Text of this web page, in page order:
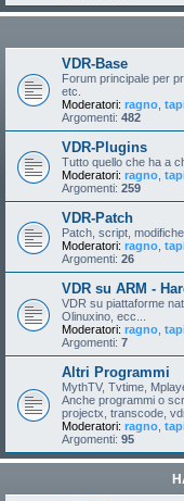
VDR-Base
Forum principale per
etc.
Moderatori: ragno
Argomenti: 482
VDR-Plugins
Tutto quello che ha a
Moderatori: ragno
Argomenti: 259
VDR-Patch
Patch, script,
Moderatori: ragno
Argomenti: 26
VDR su ARM -
VDR su piattaforme
Olinuxino, ecc...
Moderatori: ragno
Argomenti: 7
Altri Programmi
MythTV, Tvtime,
Anche programmi o
projectx, transcode,
Moderatori: ragno
Argomenti: 95